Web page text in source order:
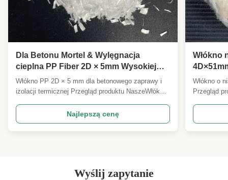
Dla Betonu Mortel & Wylęgnacja
cieplna PP Fiber 2D × 5mm Wysokiej
jakości specyfikacje mogą być
dostosowane
Włókno PP 2D × 5 mm dla betonowego zaprawy i
izolacji termicznej Przegląd produktu NaszeWłókna
żywicy polipropylenowej przez precyzyjne cięcie i
obróbkę powierzchni, zapewniając wyjątkową
wydajność dla zastosowań budowlanych,
Najlepszą cenę
Włókno
Włókno o
Przegląd
materiał
Wyślij zapytanie